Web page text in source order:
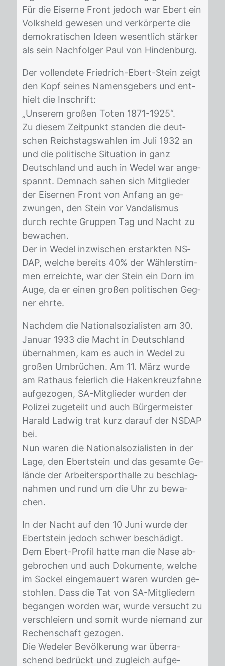
Für die Ei­ser­ne Front je­doch war Ebert ein
Volks­held ge­we­sen und ver­kör­per­te die
de­mo­kra­ti­schen Ide­en we­sent­lich stär­ker
als sein Nach­fol­ger Paul von Hin­den­burg.
Der voll­ende­te Fried­rich-Ebert-Stein zeigt
den Kopf sei­nes Na­mens­ge­bers und ent­
hielt die In­schrift:
„Un­se­rem gro­ßen To­ten 1871-1925“.
Zu die­sem Zeit­punkt stan­den die deut­
schen Reichs­tags­wah­len im Juli 1932 an
und die po­li­ti­sche Si­tua­ti­on in ganz
Deutsch­land und auch in We­del war an­ge­
spannt. Dem­nach sa­hen sich Mit­glie­der
der Ei­ser­nen Front von An­fang an ge­
zwun­gen, den Stein vor Van­da­lis­mus
durch rech­te Grup­pen Tag und Nacht zu
be­wa­chen.
Der in We­del in­zwi­schen er­stark­ten NS­
DAP, wel­che be­reits 40% der Wäh­ler­stim­
men er­reich­te, war der Stein ein Dorn im
Auge, da er ei­nen gro­ßen po­li­ti­schen Geg­
ner ehr­te.
Nach­dem die Na­tio­nal­so­zia­lis­ten am 30.
Ja­nu­ar 1933 die Macht in Deutsch­land
über­nah­men, kam es auch in We­del zu
gro­ßen Um­brü­chen. Am 11. März wur­de
am Rat­haus fei­er­lich die Ha­ken­kreuz­fah­ne
auf­ge­zo­gen, SA-Mit­glie­der wur­den der
Po­li­zei zu­ge­teilt und auch Bür­ger­meis­ter
Ha­rald Lad­wig trat kurz dar­auf der NS­DAP
bei.
Nun wa­ren die Na­tio­nal­so­zia­lis­ten in der
Lage, den Ebertstein und das ge­sam­te Ge­
län­de der Ar­bei­ter­sport­hal­le zu be­schlag­
nah­men und rund um die Uhr zu be­wa­
chen.
In der Nacht auf den 10 Juni wur­de der
Ebertstein je­doch schwer be­schä­digt.
Dem Ebert-Pro­fil hat­te man die Nase ab­
ge­bro­chen und auch Do­ku­men­te, wel­che
im So­ckel ein­ge­mau­ert wa­ren wur­den ge­
stoh­len. Dass die Tat von SA-Mit­glie­dern
be­gan­gen wor­den war, wur­de ver­sucht zu
ver­schlei­ern und so­mit wur­de nie­mand zur
Re­chen­schaft ge­zo­gen.
Die We­de­ler Be­völ­ke­rung war über­ra­
schend be­drückt und zu­gleich auf­ge­